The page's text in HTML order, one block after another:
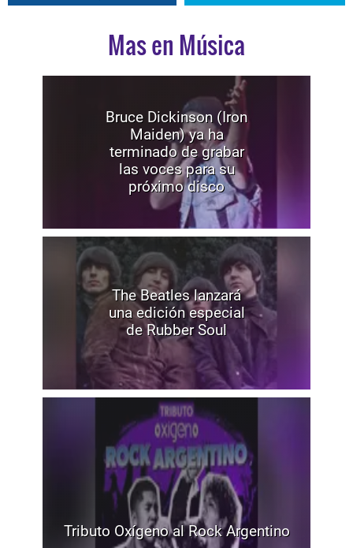
Mas en Música
Bruce Dickinson (Iron
Maiden) ya ha
terminado de grabar
las voces para su
próximo disco
The Beatles lanzará
una edición especial
de Rubber Soul
Tributo Oxígeno al Rock Argentino